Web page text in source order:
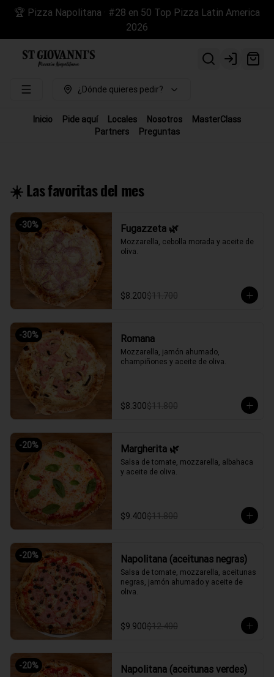
🏆 Pizza Napolitana · #28 en 50 Top Pizza Latin America
2026
Login
¿Dónde quieres pedir?
Inicio Pide aquí Locales Nosotros
MasterClass
Partners
Preguntas
☀️ Las favoritas del mes
-30% Fugazzeta 🌿
Mozzarella, cebolla morada y aceite de
oliva.
$8.200$11.700
-30% Romana
Mozzarella, jamón ahumado,
champiñones y aceite de oliva.
$8.300$11.800
-20% Margherita 🌿
Salsa de tomate, mozzarella, albahaca
y aceite de oliva.
$9.400$11.800
-20% Napolitana (aceitunas negras)
Salsa de tomate, mozzarella, aceitunas
negras, jamón ahumado y aceite de
oliva.
$9.900$12.400
-20% Napolitana (aceitunas verdes)